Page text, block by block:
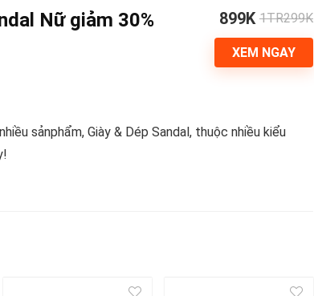
Nữ giảm 30% 899K 1TR299K
XEM NGAY
sảnphẩm, Giày & Dép Sandal, thuộc nhiều kiểu